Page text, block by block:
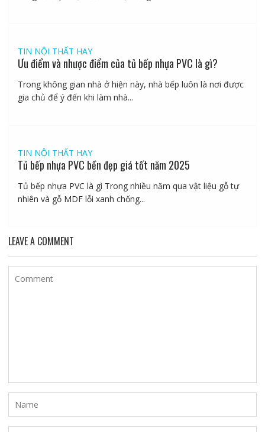
TIN NỘI THẤT HAY
Ưu điểm và nhược điểm của tủ bếp nhựa PVC là gì?
Trong không gian nhà ở hiện này, nhà bếp luôn là nơi được
gia chủ để ý đến khi làm nhà...
TIN NỘI THẤT HAY
Tủ bếp nhựa PVC bền đẹp giá tốt năm 2025
Tủ bếp nhựa PVC là gì Trong nhiều năm qua vật liệu gỗ tự
nhiên và gỗ MDF lỗi xanh chống...
LEAVE A COMMENT